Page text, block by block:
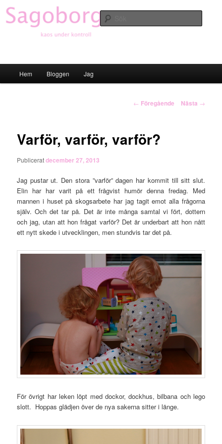
Hoppa
till
primärt
Hem Bloggen Jag
Inläggsnavigering
← Föregående Nästa →
Varför, varför, varför?
Publiceratdecember 27, 2013
Jag pustar ut. Den stora ”varför” dagen har kommit till sitt slut.
Elin har har varit på ett frågvist humör denna fredag. Med
mannen i huset på skogsarbete har jag tagit emot alla frågorna
själv. Och det tar på. Det är inte många samtal vi fört, dottern
och jag, utan att hon frågat varför? Det är underbart att hon nått
ett nytt skede i utvecklingen, men stundvis tar det på.
För övrigt har leken löpt med dockor, dockhus, bilbana och lego
slott. Hoppas glädjen över de nya sakerna sitter i länge.